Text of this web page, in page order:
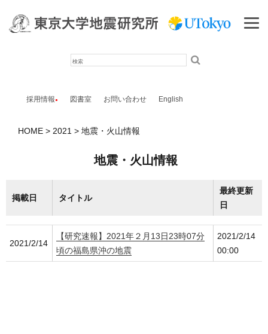
採用情報 図書室 お問い合わせ English
HOME 2021 地震・火山情報
地震・火山情報
掲載日 タイトル
最終更新
日
2021/2/14
【研究速報】2021年２月13日23時07分
頃の福島県沖の地震
2021/2/14
00:00